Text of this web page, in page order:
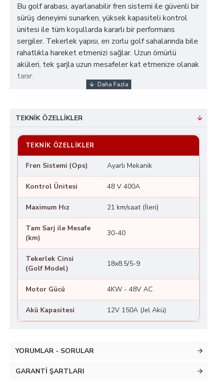
Bu golf arabası, ayarlanabilir fren sistemi ile güvenli bir
sürüş deneyimi sunarken, yüksek kapasiteli kontrol
ünitesi ile tüm koşullarda kararlı bir performans
sergiler. Tekerlek yapısı, en zorlu golf sahalarında bile
rahatlıkla hareket etmenizi sağlar. Uzun ömürlü
aküleri, tek şarjla uzun mesafeler kat etmenize olanak
tanır.
TEKNIK ÖZELLIKLER
TEKNIK ÖZELLIKLER
Fren Sistemi (Ops) Ayarlı Mekanik
Kontrol Ünitesi 48 V 400A
Maximum Hız 21 km/saat (İleri)
Tam Sarj ile Mesafe
(km)
30-40
Tekerlek Cinsi
(Golf Model)
18x8.5/5-9
Motor Gücü 4KW - 48V AC
Akü Kapasitesi 12V 150A (Jel Akü)
YORUMLAR - SORULAR
GARANTI ŞARTLARI